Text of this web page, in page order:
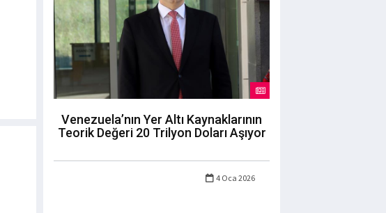
Venezuela’nın Yer Altı Kaynaklarının
Teorik Değeri 20 Trilyon Doları Aşıyor
4 Oca 2026